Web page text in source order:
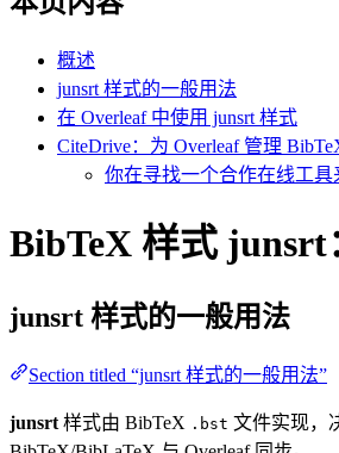
概述
junsrt 样式的一般用法
在 Overleaf 中使用 junsrt 样式
CiteDrive：为 Overleaf 管理
你在寻找一个合作在线工具
BibTeX 样式 junsrt
junsrt 样式的一般用法
Section titled “junsrt 样式的一般用法”
junsrt 样式由 BibTeX .bst 文件实现，